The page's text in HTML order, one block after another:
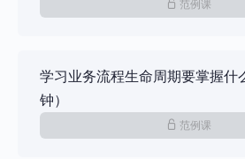
范例课
学习业务流程生命周期要掌握什
钟）
范例课